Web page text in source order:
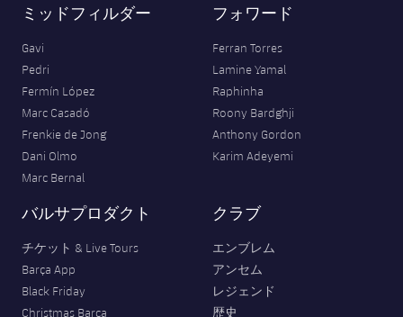
ミッドフィルダー
Gavi
Pedri
Fermín López
Marc Casadó
Frenkie de Jong
Dani Olmo
Marc Bernal
フォワード
Ferran Torres
Lamine Yamal
Raphinha
Roony Bardghji
Anthony Gordon
Karim Adeyemi
バルサプロダクト
チケット & Live Tours
Barça App
Black Friday
Christmas Barça
クラブ
エンブレム
アンセム
レジェンド
歴史